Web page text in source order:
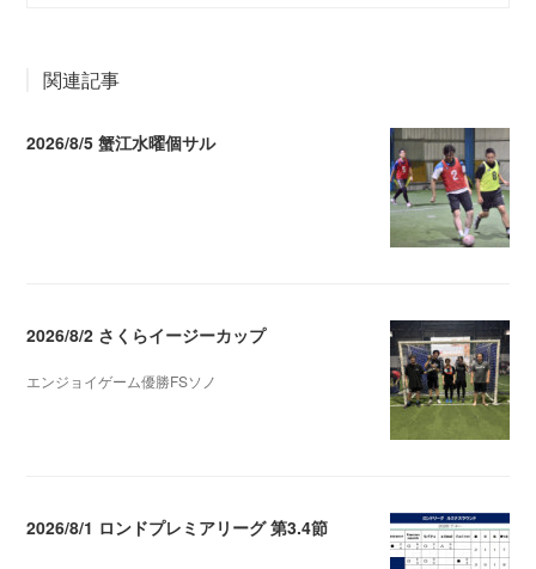
関連記事
2026/8/5 蟹江水曜個サル
2026/8/2 さくらイージーカップ
エンジョイゲーム優勝FSソノ
2026/8/1 ロンドプレミアリーグ 第3.4節